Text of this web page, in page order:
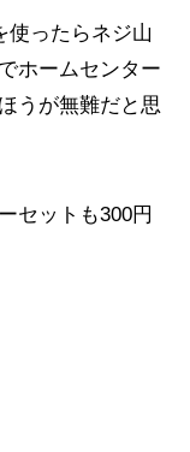
使ったらネジ山
ホームセンター
うが無難だと思
セットも300円